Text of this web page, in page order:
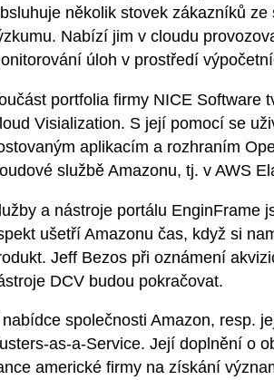
několik stovek zákazníků
Nabízí jim v cloudu
úloh v prostředí
portfolia firmy NICE Software
Visialization. S její pomocí se
aplikacím a rozhraním
službě Amazonu, tj. v AWS
a nástroje portálu EnginFrame
ušetří Amazonu čas, když si
Jeff Bezos při oznámení
DCV budou pokračovat.
společnosti Amazon, resp.
as-a-Service. Její doplnění o
americké firmy na získání